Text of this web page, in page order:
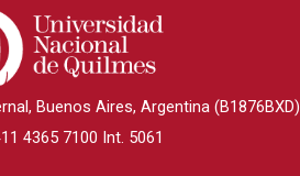
Buenos Aires, Argentina (B1876BXD)
4365 7100 Int. 5061